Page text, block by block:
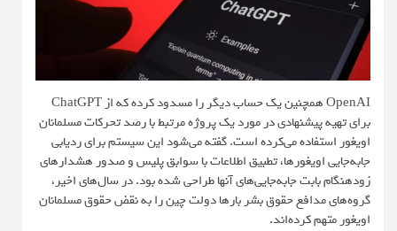
OpenAI همچنین یک حساب دیگر را مسدود کرده که از ChatGPT
برای تهیه پیشنهادی در مورد یک پروژه مرتبط با رصد تحرکات مسلمانان
اویغور استفاده می‌کرده است. گفته می‌شود این سیستم برای ردیابی
جابه‌جایی اویغورها، تطبیق اطلاعات با سوابق پلیس و صدور هشدارهای
زودهنگام بابت جابه‌جایی‌های آنها طراحی شده بود. در سال‌های اخیر،
گروه‌های مدافع حقوق بشر بارها دولت چین را به نقض حقوق مسلمانان
اویغور متهم کرده‌اند.